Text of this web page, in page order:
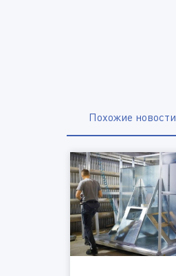
Похожие новости